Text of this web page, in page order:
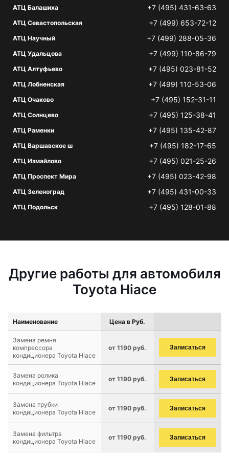
АТЦ Балашиха +7 (495) 431-63-63
АТЦ Севастопольская +7 (499) 653-72-12
АТЦ Научный +7 (499) 288-05-36
АТЦ Удальцова +7 (499) 110-86-79
АТЦ Алтуфьево +7 (495) 023-81-52
АТЦ Лобненская +7 (499) 110-53-06
АТЦ Очаково +7 (495) 152-31-11
АТЦ Солнцево +7 (495) 125-38-41
АТЦ Раменки +7 (495) 135-42-87
АТЦ Варшавское ш +7 (495) 182-17-65
АТЦ Измайлово +7 (495) 021-25-26
АТЦ Проспект Мира +7 (495) 023-42-98
АТЦ Зеленоград +7 (495) 431-00-33
АТЦ Подольск +7 (495) 128-01-88
Другие работы для автомобиля
Toyota Hiace
Наименование Цена в Руб.
Замена ремня
компрессора
кондиционера Toyota Hiace
от 1190 руб. Записаться
Замена ролика
кондиционера Toyota Hiace
от 1190 руб. Записаться
Замена трубки
кондиционера Toyota Hiace
от 1190 руб. Записаться
Замена фильтра
кондиционера Toyota Hiace
от 1190 руб. Записаться